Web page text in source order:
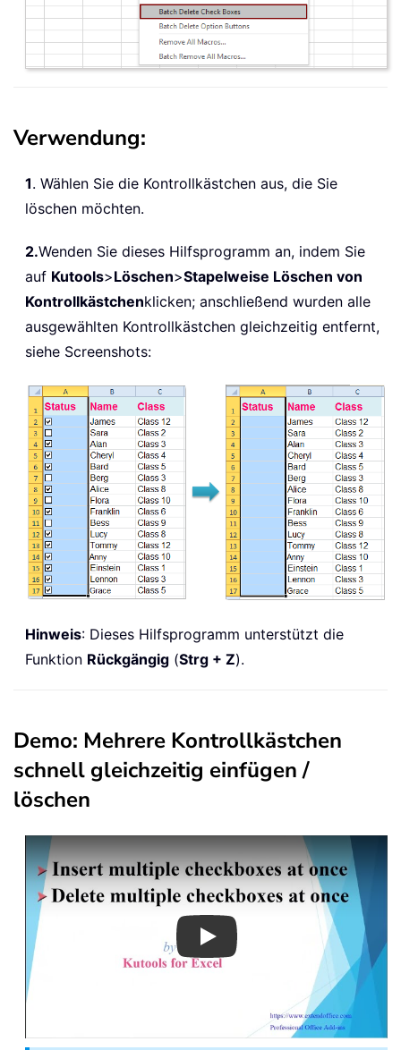
Verwendung:
1. Wählen Sie die Kontrollkästchen aus, die Sie
löschen möchten.
2.Wenden Sie dieses Hilfsprogramm an, indem Sie
auf Kutools>Löschen>Stapelweise Löschen von
Kontrollkästchenklicken; anschließend wurden alle
ausgewählten Kontrollkästchen gleichzeitig entfernt,
siehe Screenshots:
Hinweis: Dieses Hilfsprogramm unterstützt die
Funktion Rückgängig (Strg + Z).
Demo: Mehrere Kontrollkästchen
schnell gleichzeitig einfügen /
löschen
Play